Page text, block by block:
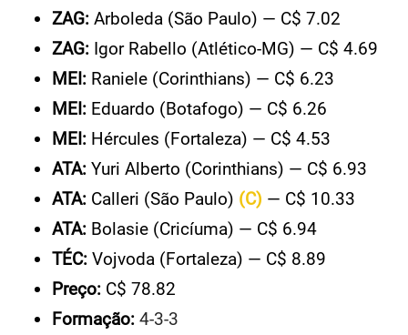
ZAG: Arboleda (São Paulo) — C$ 7.02
ZAG: Igor Rabello (Atlético-MG) — C$ 4.69
MEI: Raniele (Corinthians) — C$ 6.23
MEI: Eduardo (Botafogo) — C$ 6.26
MEI: Hércules (Fortaleza) — C$ 4.53
ATA: Yuri Alberto (Corinthians) — C$ 6.93
ATA: Calleri (São Paulo) (C) — C$ 10.33
ATA: Bolasie (Cricíuma) — C$ 6.94
TÉC: Vojvoda (Fortaleza) — C$ 8.89
Preço: C$ 78.82
Formação: 4-3-3